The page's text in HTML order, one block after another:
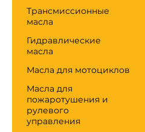
Трансмиссионные
масла
Гидравлические
масла
Масла для мотоциклов
Масла для
пожаротушения и
рулевого
управления